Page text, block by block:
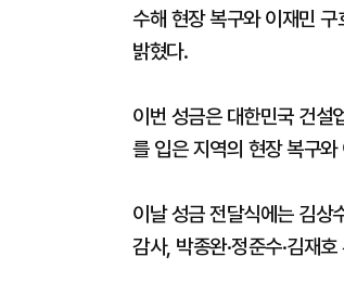
수해 현장 복구와 이재민
밝혔다.
이번 성금은 대한민국 건설
를 입은 지역의 현장 복구
이날 성금 전달식에는 김상
감사, 박종완·정준수·김재